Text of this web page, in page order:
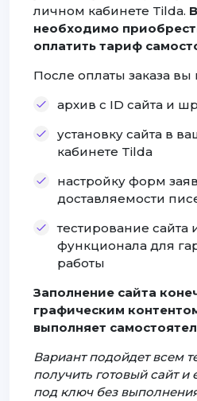
личном кабинете Tilda.
необходимо
оплатить тариф
После оплаты заказа вы
архив с ID сайта и
установку сайта в
кабинете Tilda
настройку форм
доставляемости
тестирование сайта
функционала для
работы
Заполнение сайта
графическим
выполняет
Вариант подойдет всем
получить готовый сайт и
под ключ без